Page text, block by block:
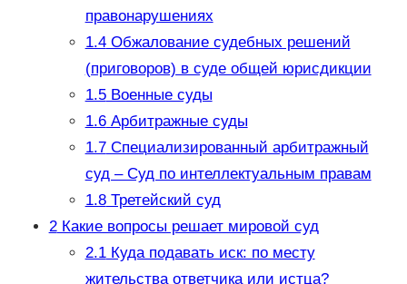
правонарушениях
1.4Обжалование судебных решений
(приговоров) в суде общей юрисдикции
1.5Военные суды
1.6Арбитражные суды
1.7Специализированный арбитражный
суд – Суд по интеллектуальным правам
1.8Третейский суд
2Какие вопросы решает мировой суд
2.1Куда подавать иск: по месту
жительства ответчика или истца?